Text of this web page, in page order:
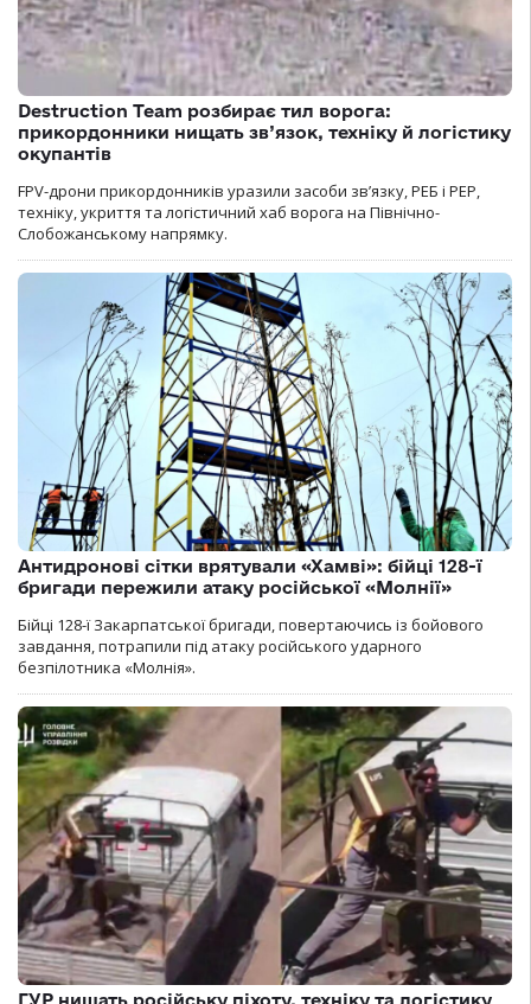
Destruction Team розбирає тил ворога:
прикордонники нищать зв’язок, техніку й логістику
окупантів
FPV-дрони прикордонників уразили засоби зв’язку, РЕБ і РЕР,
техніку, укриття та логістичний хаб ворога на Північно-
Слобожанському напрямку.
Антидронові сітки врятували «Хамві»: бійці 128-ї
бригади пережили атаку російської «Молнії»
Бійці 128-ї Закарпатської бригади, повертаючись із бойового
завдання, потрапили під атаку російського ударного
безпілотника «Молнія».
ГУР нищать російську піхоту, техніку та логістику